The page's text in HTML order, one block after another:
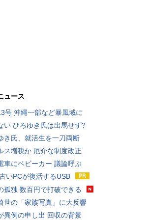
ュース
号 沖縄一部など暴風域に
い ひろゆき氏は出馬せず?
き氏、就活生を一刀両断
ス増税か 厄介な制度改正
車にベビーカー 議論呼ぶ
いPCが復活するUSB
孤独 数百円で打破できる
世の「家族写真」に大反響
異例の申し出 回収の背景